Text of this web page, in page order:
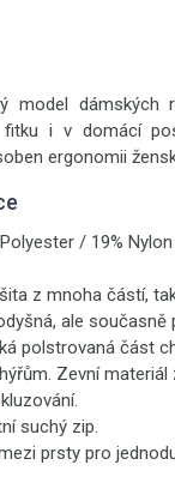
model dámských
i v domácí
ergonomii
/ 19%
z mnoha částí,
ale současně
polstrovaná část
Zevní materiál
suchý zip.
prsty pro